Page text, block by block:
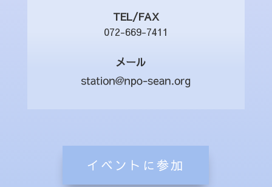
TEL/FAX
072-669-7411
メール
イベントに参加